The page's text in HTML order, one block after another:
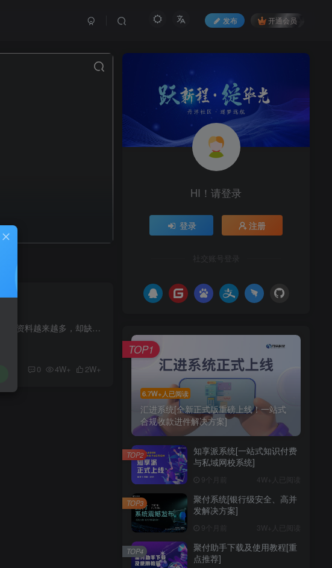
发布 开通会员
在内容成为生产力的时代，个人 IP、机构、企业都有一个共同难题： 知识、经验、方法、资料越来越多，却缺少一个真正属于自己的付费内容平台。
0 4W+ 2W+
HI！请登录
登录 注册
社交账号登录
6.7W+人已阅读
汇进系统[全新正式版重磅上线！一站式
合规收款进件解决方案]
TOP1
知享派系统[一站式知识付费
与私域网校系统]
9个月前 4W+人已阅读
TOP2
聚付系统[银行级安全、高并
发解决方案]
9个月前 3W+人已阅读
TOP3
聚付助手下载及使用教程[重
点推荐]
TOP4